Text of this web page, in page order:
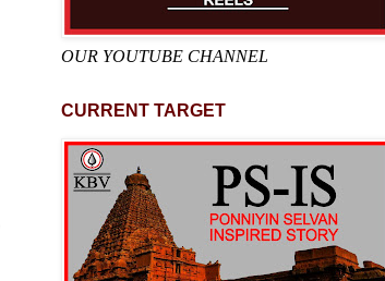
OUR YOUTUBE CHANNEL
CURRENT TARGET